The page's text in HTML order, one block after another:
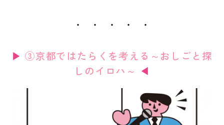
・ ・ ・ ・ ・
▶③京都ではたらくを考える～おしごと探
しのイロハ～ ◀